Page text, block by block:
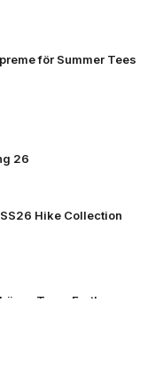
för Summer Tees
26
Hike Collection
– Team Earth